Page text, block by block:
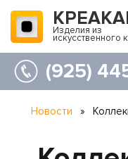
Изделия из
искусственного
(925)
Новости »